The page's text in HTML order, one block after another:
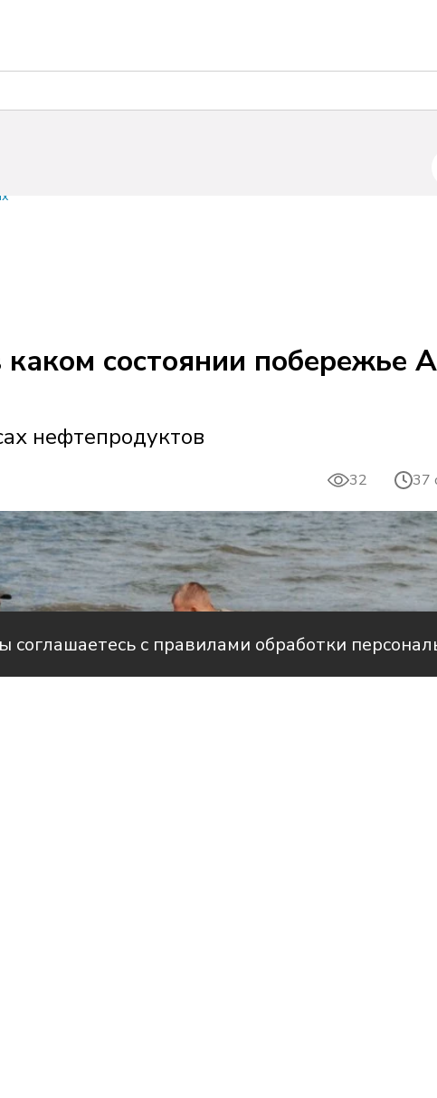
состоянии побережье
нефтепродуктов
32 37
соглашаетесь с правилами обработки